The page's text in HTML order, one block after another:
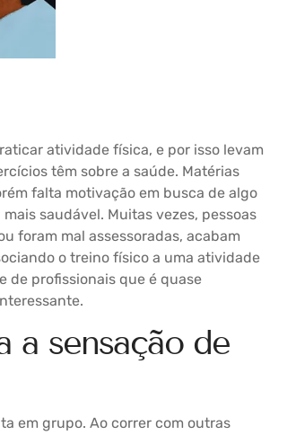
atividade física, e por isso levam
têm sobre a saúde. Matérias
falta motivação em busca de algo
saudável. Muitas vezes, pessoas
foram mal assessoradas, acabam
o treino físico a uma atividade
de profissionais que é quase
a sensação de
em grupo. Ao correr com outras